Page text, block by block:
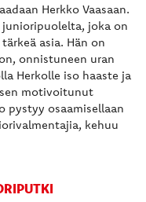
Herkko Vaasaan.
joka on
asia. Hän on
onnistuneen uran
Herkolle iso haaste ja
motivoitunut
pystyy osaamisellaan
kehuu